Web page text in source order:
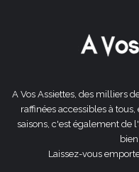
A Vos Assiettes, des milliers
raffinées accessibles à
saisons, c'est également de
Laissez-vous